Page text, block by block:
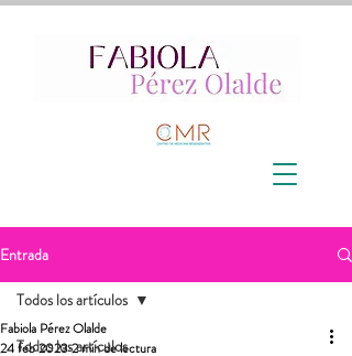
Entrada
Todos los artículos
Todos los artículos
Fabiola Pérez Olalde
24 feb 20232 min de lectura